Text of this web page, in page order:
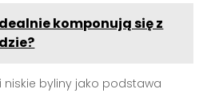
komponują się z
niskie byliny jako podstawa